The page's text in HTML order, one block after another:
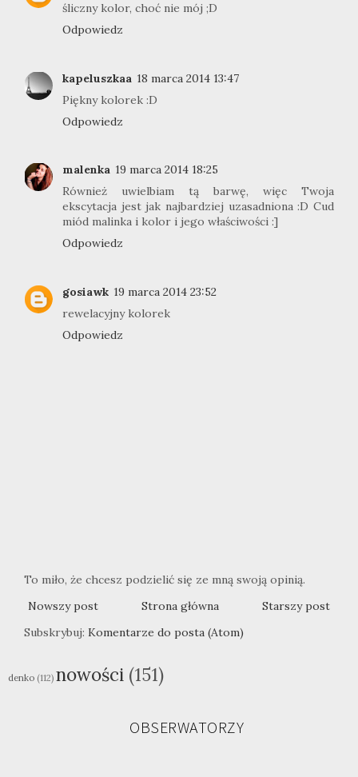
śliczny kolor, choć nie mój ;D
Odpowiedz
kapeluszkaa 18 marca 2014 13:47
Piękny kolorek :D
Odpowiedz
malenka 19 marca 2014 18:25
Również uwielbiam tą barwę, więc Twoja
ekscytacja jest jak najbardziej uzasadniona :D Cud
miód malinka i kolor i jego właściwości :]
Odpowiedz
gosiawk 19 marca 2014 23:52
rewelacyjny kolorek
Odpowiedz
To miło, że chcesz podzielić się ze mną swoją opinią.
Nowszy post
Starszy post
Strona główna
Subskrybuj: Komentarze do posta (Atom)
denko (112) nowości (151)
OBSERWATORZY